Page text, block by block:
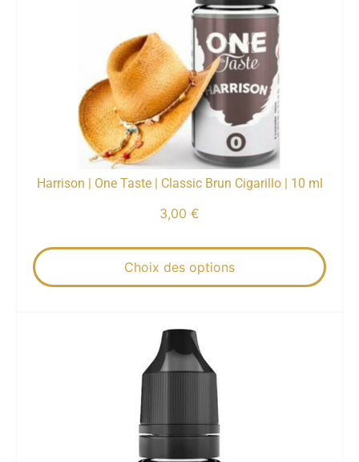
Harrison | One Taste | Classic Brun Cigarillo | 10 ml
3,00 €
Choix des options